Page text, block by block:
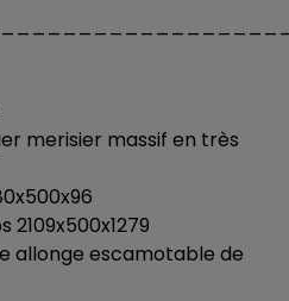
merisier massif en très
allonge escamotable de